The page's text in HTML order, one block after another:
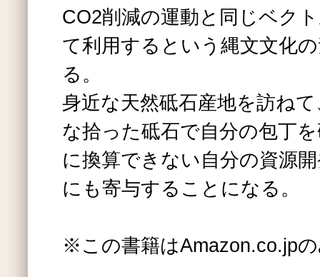
CO2削減の運動と同じベク
て利用するという縄文文化
る。
身近な天然砥石産地を訪ね
な拾った砥石で自分の包丁
に換算できない自分の資源
にも寄与することになる。
※この書籍はAmazon.co.jp